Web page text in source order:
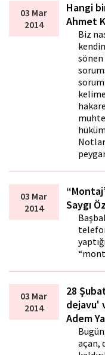
03 Mar
2014
Hangi
Ahmet
Biz
sönen
03 Mar
2014
Saygı
03 Mar
2014
28
dejavu'
Adem
açan,